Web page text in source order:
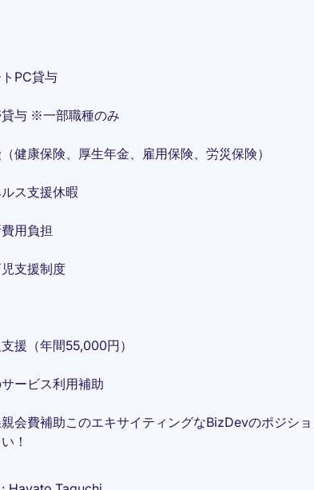
トPC貸与
貸与 ※一部職種のみ
（健康保険、厚生年金、雇用保険、労災保険）
ルス支援休暇
用負担
児支援制度
援（年間55,000円）
サービス利用補助
親会費補助このエキサイティングなBizDevのポジシ
！